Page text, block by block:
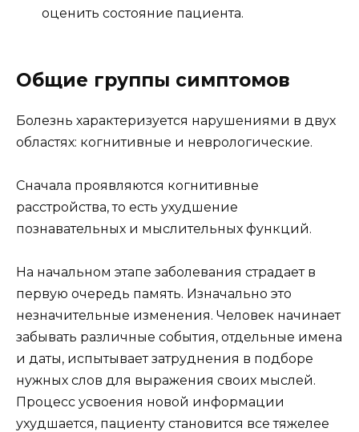
оценить состояние пациента.
Общие группы симптомов
Болезнь характеризуется нарушениями в двух
областях: когнитивные и неврологические.
Сначала проявляются когнитивные
расстройства, то есть ухудшение
познавательных и мыслительных функций.
На начальном этапе заболевания страдает в
первую очередь память. Изначально это
незначительные изменения. Человек начинает
забывать различные события, отдельные имена
и даты, испытывает затруднения в подборе
нужных слов для выражения своих мыслей.
Процесс усвоения новой информации
ухудшается, пациенту становится все тяжелее